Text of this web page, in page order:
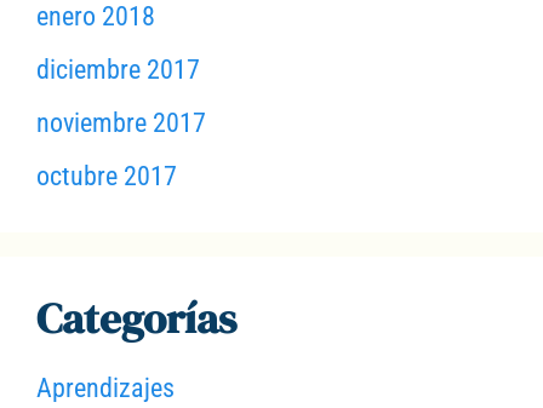
enero 2018
diciembre 2017
noviembre 2017
octubre 2017
Categorías
Aprendizajes